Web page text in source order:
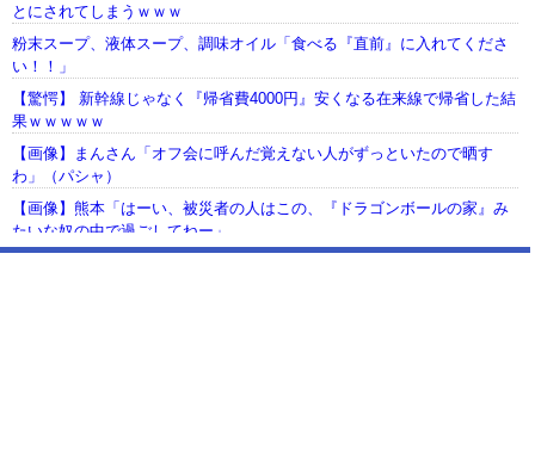
とにされてしまうｗｗｗ
粉末スープ、液体スープ、調味オイル「食べる『直前』に入れてくださ
い！！」
【驚愕】 新幹線じゃなく『帰省費4000円』安くなる在来線で帰省した結
果ｗｗｗｗｗ
【画像】まんさん「オフ会に呼んだ覚えない人がずっといたので晒す
わ」（パシャ）
【画像】熊本「はーい、被災者の人はこの、『ドラゴンボールの家』み
たいな奴の中で過ごしてねー」